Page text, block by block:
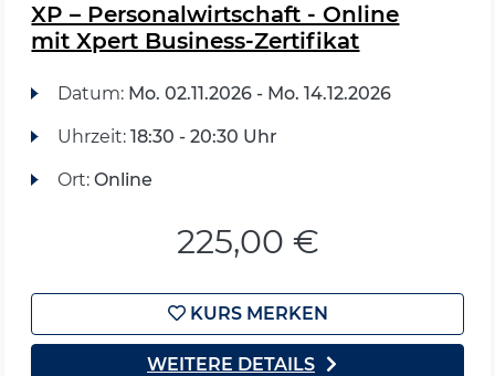
XP – Personalwirtschaft - Online
mit Xpert Business-Zertifikat
Datum: Mo. 02.11.2026 - Mo. 14.12.2026
Uhrzeit: 18:30 - 20:30 Uhr
Ort: Online
225,00 €
KURS MERKEN
WEITERE DETAILS